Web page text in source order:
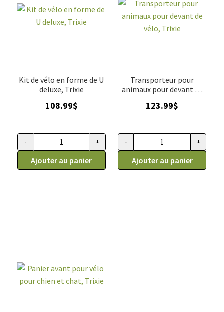
Kit de vélo en forme de U
deluxe, Trixie
108.99$
quantité de Kit de vélo en forme de U deluxe, Trixie
- +
Ajouter au panier
Transporteur pour
animaux pour devant de
123.99$
quantité de Transporteur pour
- +
Ajouter au panier